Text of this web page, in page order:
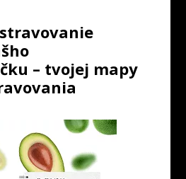
– tvojej mapy